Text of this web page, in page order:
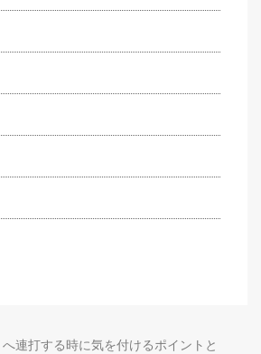
連打する時に気を付けるポイントと